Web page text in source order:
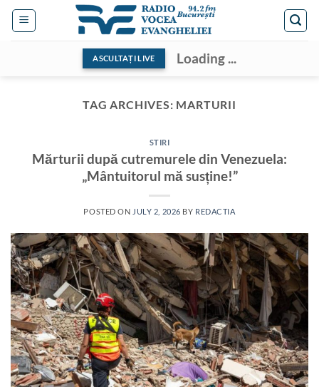
Skip
ASCULTAȚI LIVE Loading ...
TAG ARCHIVES: MARTURII
STIRI
Mărturii după cutremurele din Venezuela:
„Mântuitorul mă susține!”
POSTED ON JULY 2, 2026 BY REDACTIA